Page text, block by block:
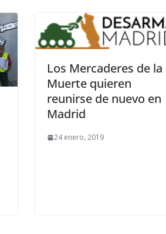
Los Mercaderes de la
Muerte quieren
reunirse de nuevo en
Madrid
24 enero, 2019